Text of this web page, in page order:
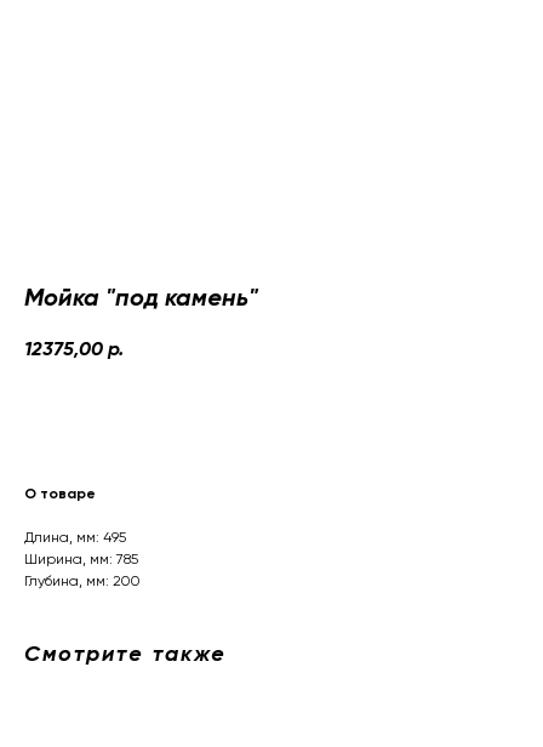
Мойка "под камень"
12375,00 р.
О товаре
Длина, мм: 495
Ширина, мм: 785
Глубина, мм: 200
Смотрите также